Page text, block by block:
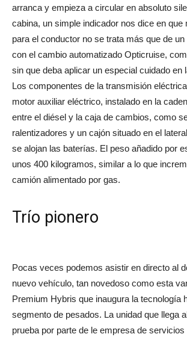
arranca y empieza a circular en absoluto
cabina, un simple indicador nos dice en que
para el conductor no se trata más que de
con el cambio automatizado Opticruise,
sin que deba aplicar un especial cuidado en
Los componentes de la transmisión
motor auxiliar eléctrico, instalado en la
entre el diésel y la caja de cambios, como
ralentizadores y un cajón situado en el
se alojan las baterías. El peso añadido por
unos 400 kilogramos, similar a lo que
camión alimentado por gas.
Trío pionero
Pocas veces podemos asistir en directo al
nuevo vehículo, tan novedoso como esta
Premium Hybris que inaugura la tecnología
segmento de pesados. La unidad que llega
prueba por parte de le empresa de